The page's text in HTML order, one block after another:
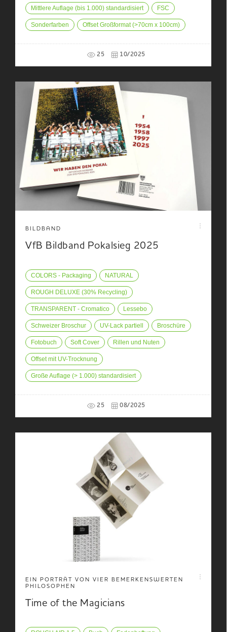
Mittlere Auflage (bis 1.000) standardisiert FSC
Sonderfarben Offset Großformat (>70cm x 100cm)
25 10/2025
BILDBAND
VfB Bildband Pokalsieg 2025
COLORS - Packaging NATURAL
ROUGH DELUXE (30% Recycling)
TRANSPARENT - Cromatico Lessebo
Schweizer Broschur UV-Lack partiell Broschüre
Fotobuch Soft Cover Rillen und Nuten
Offset mit UV-Trocknung
Große Auflage (> 1.000) standardisiert
25 08/2025
EIN PORTRÄT VON VIER BEMERKENSWERTEN
PHILOSOPHEN
Time of the Magicians